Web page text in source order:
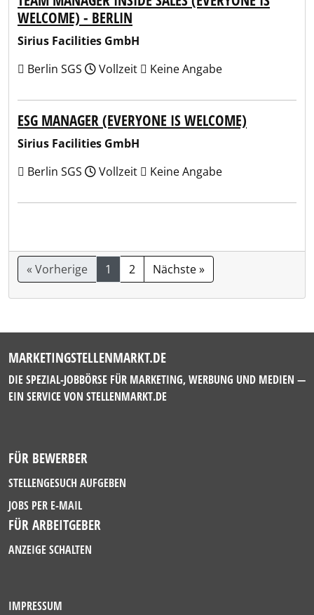
WELCOME) - BERLIN
Sirius Facilities GmbH
Berlin SGS
Vollzeit Keine Angabe
ESG MANAGER (EVERYONE IS WELCOME)
Sirius Facilities GmbH
Berlin SGS
Vollzeit Keine Angabe
« Vorherige 1 2 Nächste »
MARKETINGSTELLENMARKT.DE
DIE SPEZIAL-JOBBÖRSE FÜR MARKETING, WERBUNG UND MEDIEN —
EIN SERVICE VON STELLENMARKT.DE
FÜR BEWERBER
STELLENGESUCH AUFGEBEN
JOBS PER E-MAIL
FÜR ARBEITGEBER
ANZEIGE SCHALTEN
IMPRESSUM